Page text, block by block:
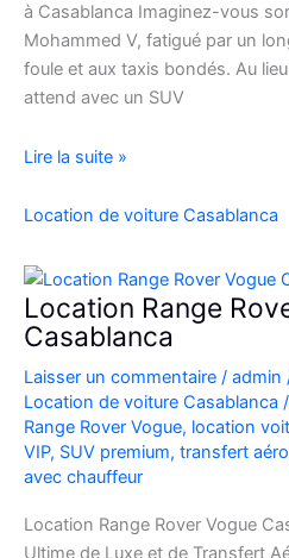
à Casablanca Imaginez-vous
Mohammed V, fatigué par un
foule et aux taxis bondés. Au
attend avec un SUV
Réservez
SUV
Luxe
à
l’Aéroport
V
Lire la suite »
Location de voiture Casablanca
Location Range
Casablanca
Laisser un commentaire / admin
Location de voiture Casablanca /
Range Rover Vogue, location
VIP, SUV premium, transfert
avec chauffeur
Location Range Rover Vogue
Ultime de Luxe et de Transfert